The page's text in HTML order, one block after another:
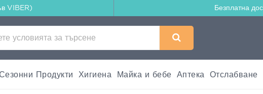
VIBER) Безплатна
Продукти Хигиена Майка и бебе Аптека Отслабване